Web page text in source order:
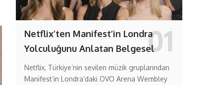
Netflix’ten Manifest’in Londra
Yolculuğunu Anlatan Belgesel
Netflix, Türkiye’nin sevilen müzik gruplarından
Manifest’in Londra’daki OVO Arena Wembley